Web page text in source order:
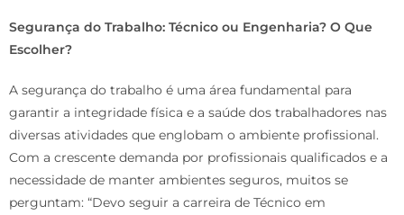
Segurança do Trabalho: Técnico ou Engenharia? O Que
Escolher?
A segurança do trabalho é uma área fundamental para
garantir a integridade física e a saúde dos trabalhadores nas
diversas atividades que englobam o ambiente profissional.
Com a crescente demanda por profissionais qualificados e a
necessidade de manter ambientes seguros, muitos se
perguntam: “Devo seguir a carreira de Técnico em